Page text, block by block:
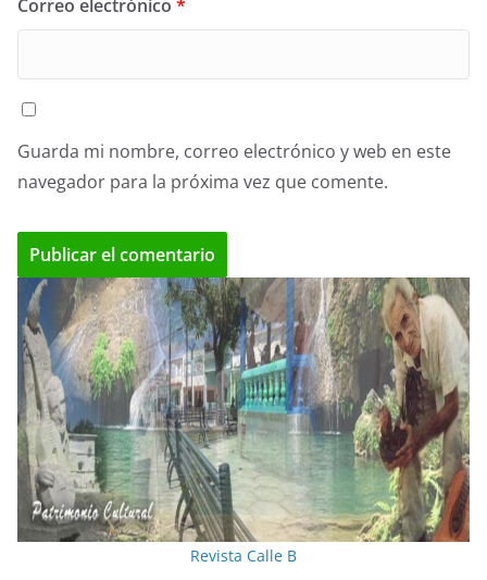
Correo electrónico *
Guarda mi nombre, correo electrónico y web en este
navegador para la próxima vez que comente.
Revista Calle B